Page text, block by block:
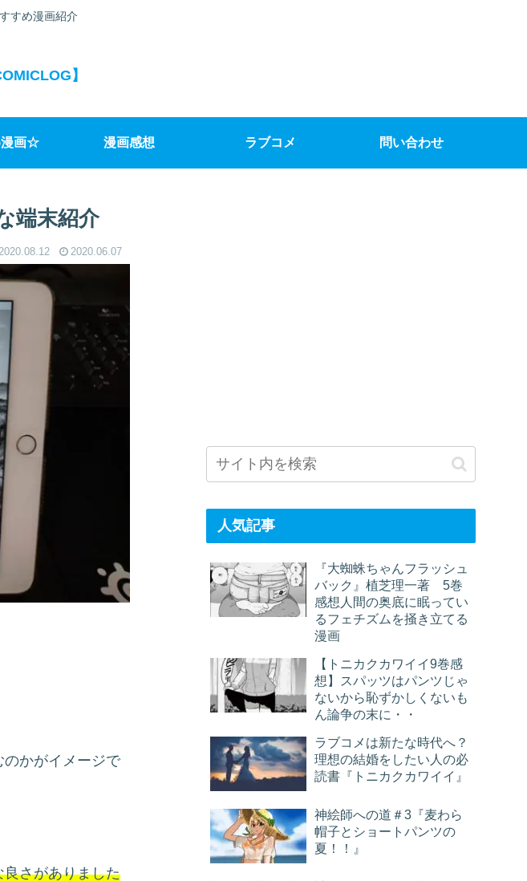
すめ漫画紹介
】
画☆ 漫画感想 ラブコメ 問い合わせ
端末紹介
2020.08.12 2020.06.07
かがイメージで
さがありました
人気記事
『大蜘蛛ちゃんフラッシュ
バック』植芝理一著 5巻
感想人間の奥底に眠ってい
るフェチズムを掻き立てる
漫画
【トニカクカワイイ9巻感
想】スパッツはパンツじゃ
ないから恥ずかしくないも
ん論争の末に・・
ラブコメは新たな時代へ？
理想の結婚をしたい人の必
読書『トニカクカワイイ』
神絵師への道＃3『麦わら
帽子とショートパンツの
夏！！』